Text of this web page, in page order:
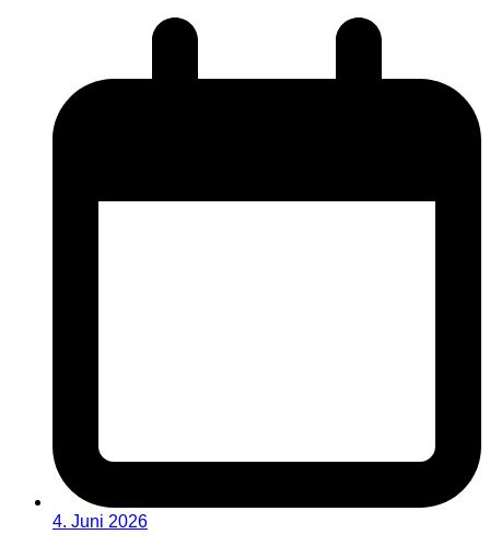
4. Juni 2026